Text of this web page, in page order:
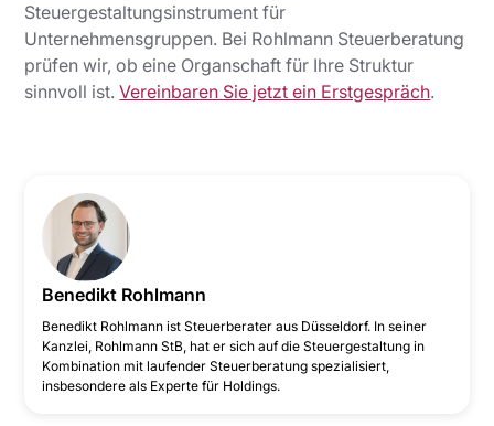
Steuergestaltungsinstrument für
Unternehmensgruppen. Bei Rohlmann Steuerberatung
prüfen wir, ob eine Organschaft für Ihre Struktur
sinnvoll ist.Vereinbaren Sie jetzt ein Erstgespräch.
Benedikt Rohlmann
‍Benedikt Rohlmann ist Steuerberater aus Düsseldorf. In seiner
Kanzlei, Rohlmann StB, hat er sich auf die Steuergestaltung in
Kombination mit laufender Steuerberatung spezialisiert,
insbesondere als Experte für Holdings.